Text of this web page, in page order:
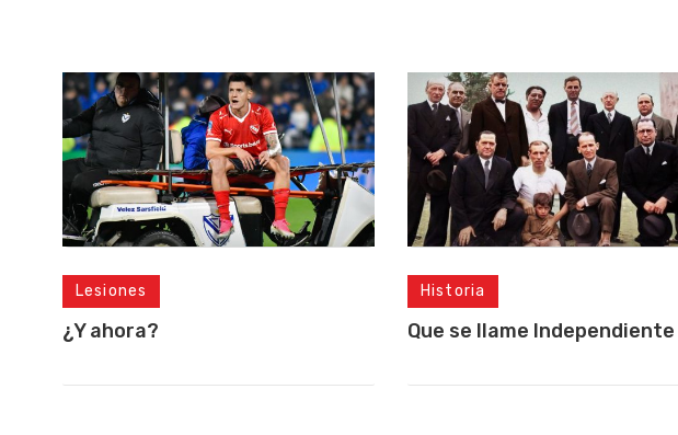
Lesiones
¿Y ahora?
Historia
Que se llame Independiente